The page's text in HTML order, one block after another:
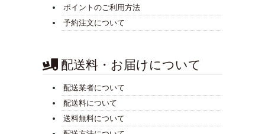
ポイントのご利用方法
予約注文について
配送料・お届けについて
配送業者について
配送料について
送料無料について